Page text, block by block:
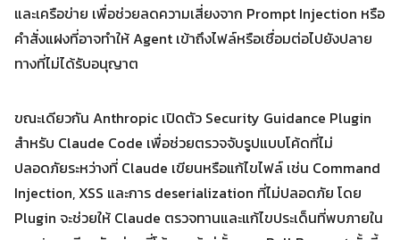
และเครือข่าย เพื่อช่วยลดความเสี่ยงจาก Prompt Injection หรือ
คำสั่งแฝงที่อาจทำให้ Agent เข้าถึงไฟล์หรือเชื่อมต่อไปยังปลาย
ทางที่ไม่ได้รับอนุญาต
ขณะเดียวกัน Anthropic เปิดตัว Security Guidance Plugin
สำหรับ Claude Code เพื่อช่วยตรวจจับรูปแบบโค้ดที่ไม่
ปลอดภัยระหว่างที่ Claude เขียนหรือแก้ไขไฟล์ เช่น Command
Injection, XSS และการ deserialization ที่ไม่ปลอดภัย โดย
Plugin จะช่วยให้ Claude ตรวจทานและแก้ไขประเด็นที่พบภายใน